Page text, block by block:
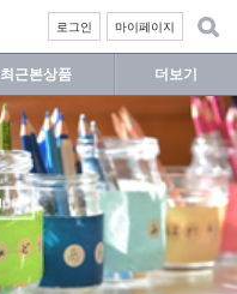
마이페이지
로그인
최근본상품 더보기